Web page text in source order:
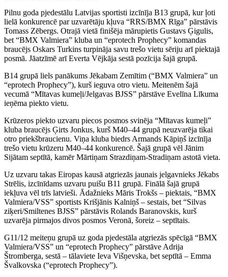
Pilnu goda pjedestālu Latvijas sportisti izcīnīja B13 grupā, kur ļoti
lielā konkurencē par uzvarētāju kļuva “RRS/BMX Rīga” pārstāvis
Tomass Zēbergs. Otrajā vietā finišēja mārupietis Gustavs Ģigulis,
bet “BMX Valmiera” kluba un “eprotech Prophecy” komandas
braucējs Oskars Turkins turpināja savu trešo vietu sēriju arī piektajā
posmā. Jāatzīmē arī Everta Vējkāja sestā pozīcija šajā grupā.
B14 grupā liels panākums Jēkabam Zemītim (“BMX Valmiera” un
“eprotech Prophecy”), kurš ieguva otro vietu. Meitenēm šajā
vecumā “Mītavas kumeļi/Jelgavas BJSS” pārstāve Evelīna Līkuma
ieņēma piekto vietu.
Krūzeros piekto uzvaru piecos posmos svinēja “Mītavas kumeļi”
kluba braucējs Ģirts Jonkus, kurš M40–44 grupā neuzvarēja tikai
otro priekšbraucienu. Viņa kluba biedrs Armands Kāpiņš izcīnīja
trešo vietu krūzeru M40–44 konkurencē. Šajā grupā vēl Jānim
Sijātam septītā, kamēr Mārtiņam Strazdiņam-Stradiņam astotā vieta.
Uz uzvaru takas Eiropas kausā atgriezās jaunais jelgavnieks Jēkabs
Strēlis, izcīnīdams uzvaru puišu B11 grupā. Finālā šajā grupā
iekļuva vēl trīs latvieši. Ādažnieks Māris Trokšs – piektais, “BMX
Valmiera/VSS” sportists Krišjānis Kalniņš – sestais, bet “Silvas
ziķeri/Smiltenes BJSS” pārstāvis Rolands Baranovskis, kurš
uzvarēja pirmajos divos posmos Veronā, šoreiz – septītais.
G11/12 meiteņu grupā uz goda pjedestāla atgriezās spēcīgā “BMX
Valmiera/VSS” un “eprotech Prophecy” pārstāve Adrija
Štromberga, sestā – tālaviete Ieva Višņevska, bet septītā – Emma
Švalkovska (“eprotech Prophecy”).